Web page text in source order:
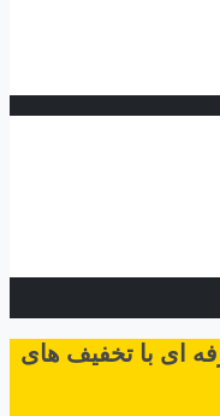
ای با تخفیف های